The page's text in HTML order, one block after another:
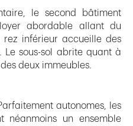
le second bâtiment
abordable allant du
inférieur accueille des
Le sous-sol abrite quant à
deux immeubles.
autonomes, les
néanmoins un ensemble